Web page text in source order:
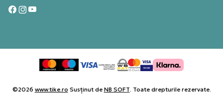
©2026 www.tike.ro Susținut de NB SOFT. Toate drepturile rezervate.